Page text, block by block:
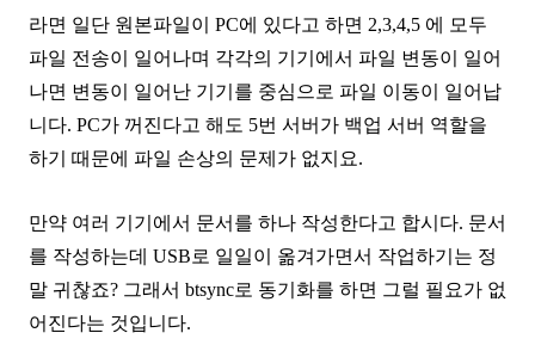
라면 일단 원본파일이 PC에 있다고 하면 2,3,4,5 에 모두
파일 전송이 일어나며 각각의 기기에서 파일 변동이 일어
나면 변동이 일어난 기기를 중심으로 파일 이동이 일어납
니다. PC가 꺼진다고 해도 5번 서버가 백업 서버 역할을
하기 때문에 파일 손상의 문제가 없지요.
만약 여러 기기에서 문서를 하나 작성한다고 합시다. 문서
를 작성하는데 USB로 일일이 옮겨가면서 작업하기는 정
말 귀찮죠? 그래서 btsync로 동기화를 하면 그럴 필요가 없
어진다는 것입니다.